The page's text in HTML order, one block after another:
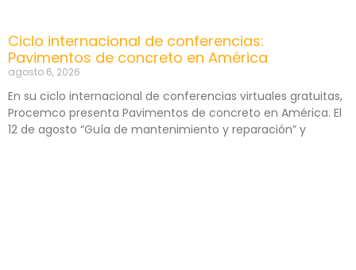
Ciclo internacional de conferencias:
Pavimentos de concreto en América
agosto 6, 2026
En su ciclo internacional de conferencias virtuales gratuitas,
Procemco presenta Pavimentos de concreto en América. El
12 de agosto “Guía de mantenimiento y reparación” y